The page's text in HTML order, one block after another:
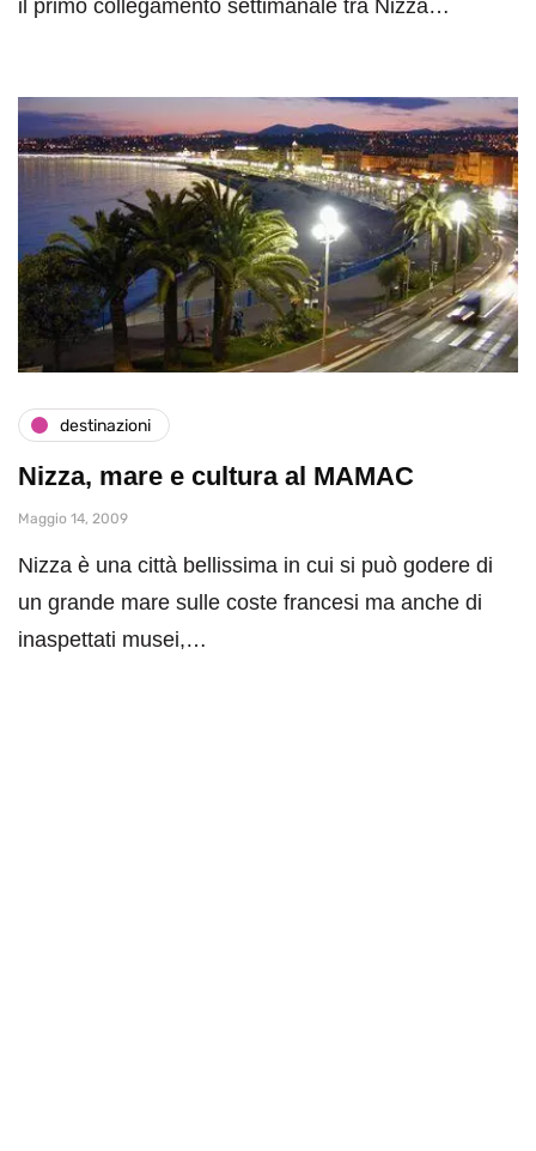
il primo collegamento settimanale tra Nizza…
destinazioni
Nizza, mare e cultura al MAMAC
Maggio 14, 2009
Nizza è una città bellissima in cui si può godere di
un grande mare sulle coste francesi ma anche di
inaspettati musei,…